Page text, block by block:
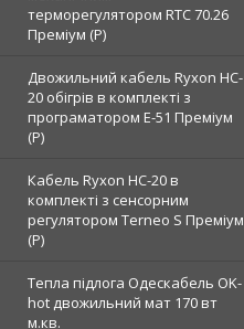
терморегулятором RTC 70.26
Преміум (Р)
Двожильний кабель Ryxon HC-
20 обігрів в комплекті з
програматором E-51 Преміум
(Р)
Кабель Ryxon HC-20 в
комплекті з сенсорним
регулятором Terneo S Преміум
(Р)
Тепла підлога Одескабель OK-
hot двожильний мат 170 вт
м.кв.